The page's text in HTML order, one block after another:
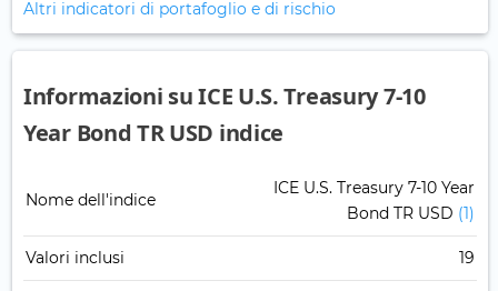
Altri indicatori di portafoglio e di rischio
Informazioni su ICE U.S. Treasury 7-10
Year Bond TR USD indice
Nome dell'indice
ICE U.S. Treasury 7-10 Year
Bond TR USD (1)
Valori inclusi 19